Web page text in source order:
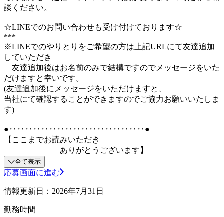
談ください。
☆LINEでのお問い合わせも受け付けております☆
***
※LINEでのやりとりをご希望の方は上記URLにて友達追加
していただき
友達追加後はお名前のみで結構ですのでメッセージをいた
だけますと幸いです。
(友達追加後にメッセージをいただけますと、
当社にて確認することができますのでご協力お願いいたしま
す)
●‥‥‥‥‥‥‥‥‥‥‥‥‥‥‥‥‥●
【ここまでお読みいただき
ありがとうございます】
全て表示
応募画面に進む
情報更新日：2026年7月31日
勤務時間